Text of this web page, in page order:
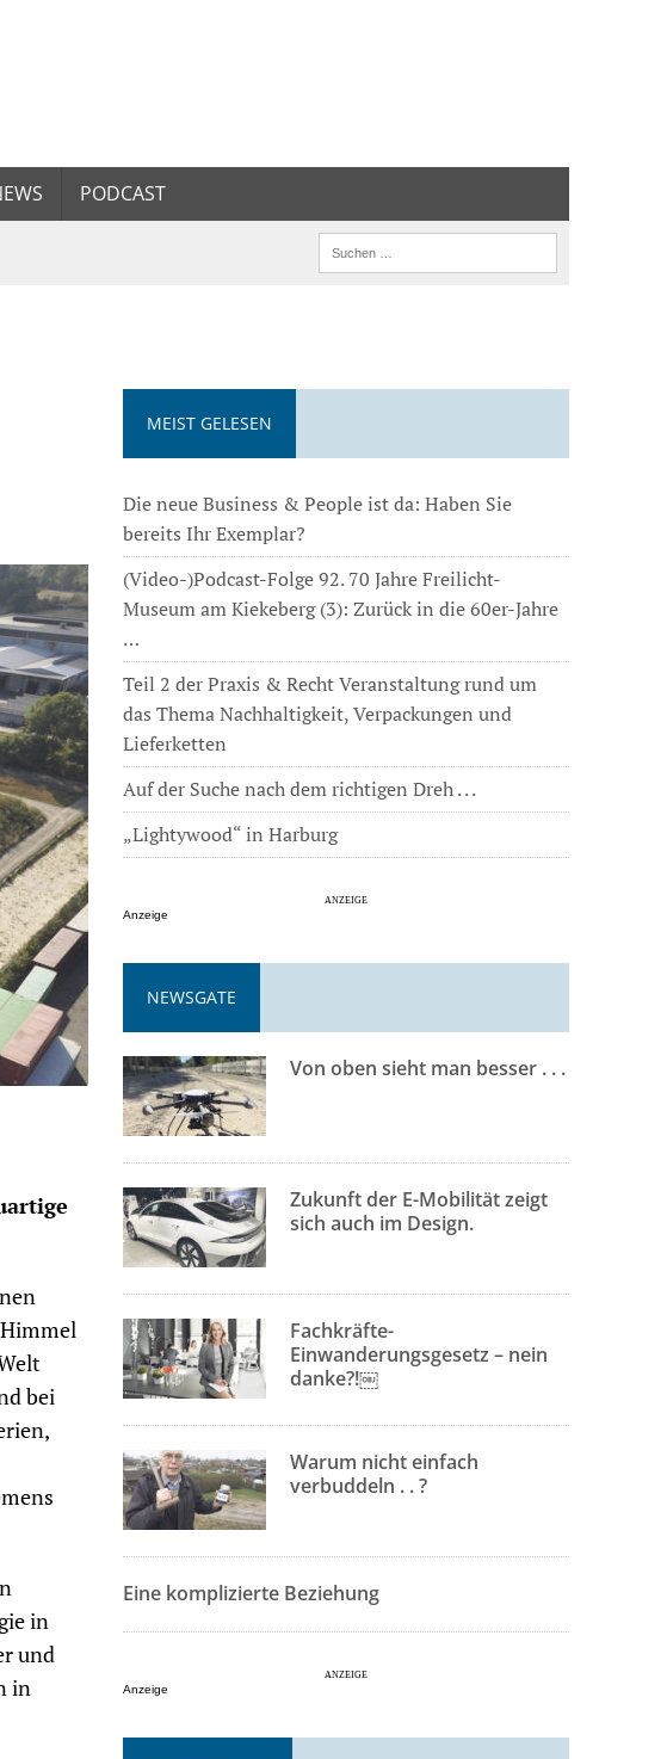
PODCAST
bei
in
und
in
MEIST GELESEN
Die neue Business & People ist da: Haben Sie
bereits Ihr Exemplar?
(Video-)Podcast-Folge 92. 70 Jahre Freilicht-
Museum am Kiekeberg (3): Zurück in die 60er-Jahre
…
Teil 2 der Praxis & Recht Veranstaltung rund um
das Thema Nachhaltigkeit, Verpackungen und
Lieferketten
Auf der Suche nach dem richtigen Dreh . . .
„Lightywood“ in Harburg
Anzeige
NEWSGATE
Von oben sieht man besser . . .
Zukunft der E-Mobilität zeigt
sich auch im Design.
Fachkräfte-
Einwanderungsgesetz – nein
danke?!￼
Warum nicht einfach
verbuddeln . . ?
Eine komplizierte Beziehung
Anzeige